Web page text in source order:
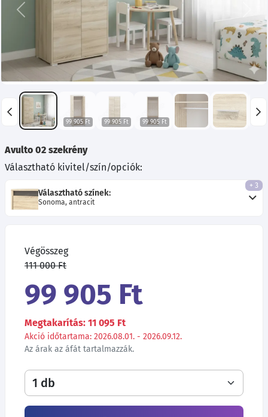
Előző
99 905 Ft 99 905 Ft 99 905 Ft
Avulto 02 szekrény
Választható kivitel/szín/opciók:
Választható színek:
Sonoma, antracit
+ 3
Végösszeg
111 000 Ft
99 905 Ft
Megtakarítás: 11 095 Ft
Akció időtartama: 2026.08.01. - 2026.09.12.
Az árak az áfát tartalmazzák.